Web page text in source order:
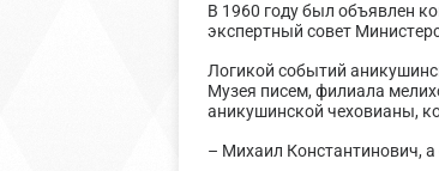
В 1960 году был объявлен
экспертный совет
Логикой событий
Музея писем, филиала
аникушинской чеховианы,
– Михаил Константинович,